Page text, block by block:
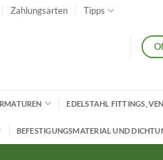
Zahlungsarten Tipps
EDELSTAHL FITTINGS,
BEFESTIGUNGSMATERIAL UND